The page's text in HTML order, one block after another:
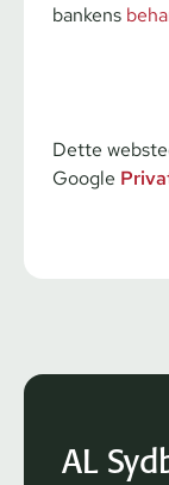
bankens
Dette
Google
AL